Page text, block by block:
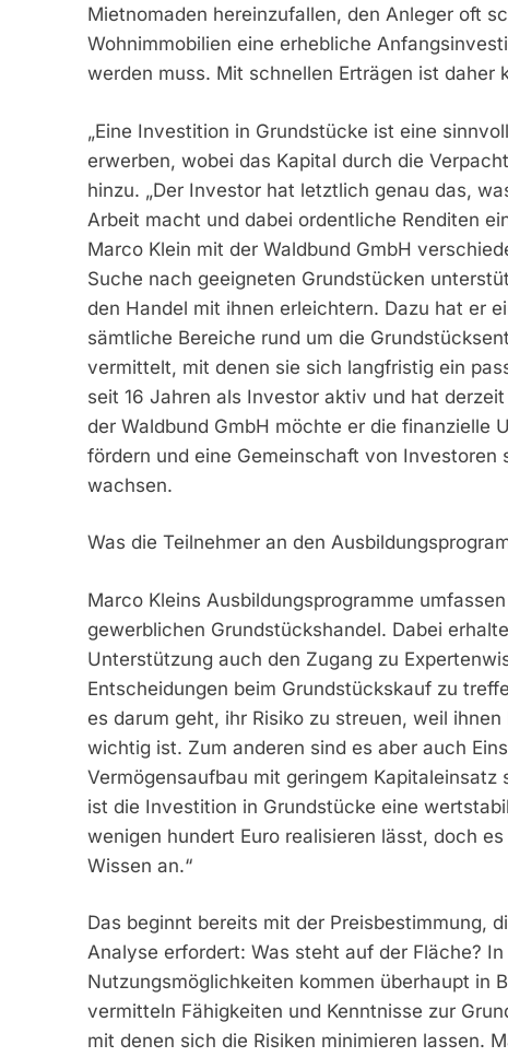
Mietnomaden hereinzufallen, den Anleger oft
Wohnimmobilien eine erhebliche
werden muss. Mit schnellen Erträgen ist daher
„Eine Investition in Grundstücke ist eine
erwerben, wobei das Kapital durch die
hinzu. „Der Investor hat letztlich genau das,
Arbeit macht und dabei ordentliche Renditen
Marco Klein mit der Waldbund GmbH
Suche nach geeigneten Grundstücken
den Handel mit ihnen erleichtern. Dazu hat er
sämtliche Bereiche rund um die
vermittelt, mit denen sie sich langfristig ein
seit 16 Jahren als Investor aktiv und hat
der Waldbund GmbH möchte er die finanzielle
fördern und eine Gemeinschaft von
wachsen.
Was die Teilnehmer an den
Marco Kleins Ausbildungsprogramme
gewerblichen Grundstückshandel. Dabei
Unterstützung auch den Zugang zu
Entscheidungen beim Grundstückskauf zu
es darum geht, ihr Risiko zu streuen, weil
wichtig ist. Zum anderen sind es aber auch
Vermögensaufbau mit geringem Kapitaleinsatz
ist die Investition in Grundstücke eine
wenigen hundert Euro realisieren lässt, doch
Wissen an.“
Das beginnt bereits mit der Preisbestimmung,
Analyse erfordert: Was steht auf der Fläche?
Nutzungsmöglichkeiten kommen überhaupt in
vermitteln Fähigkeiten und Kenntnisse zur
mit denen sich die Risiken minimieren lassen.